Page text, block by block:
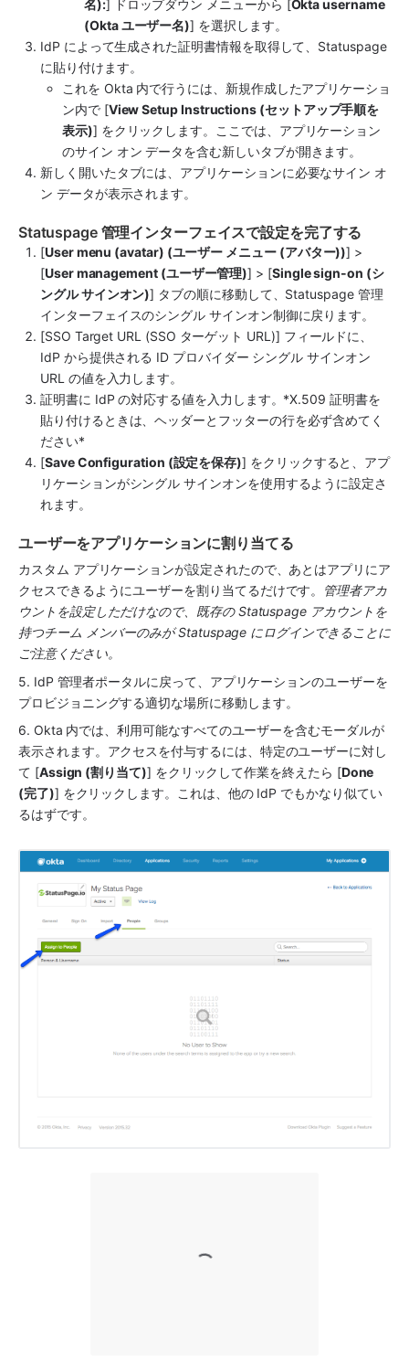
名):] ドロップダウン メニューから [Okta username
(Okta ユーザー名)] を選択します。
IdP によって生成された証明書情報を取得して、Statuspage
に貼り付けます。
これを Okta 内で行うには、新規作成したアプリケーショ
ン内で [View Setup Instructions (セットアップ手順を
表示)] をクリックします。ここでは、アプリケーション
のサイン オン データを含む新しいタブが開きます。
新しく開いたタブには、アプリケーションに必要なサイン オ
ン データが表示されます。
Statuspage 管理インターフェイスで設定を完了する
[User menu (avatar) (ユーザー メニュー (アバター))] >
[User management (ユーザー管理)] > [Single sign-on (シ
ングル サインオン)] タブの順に移動して、Statuspage 管理
インターフェイスのシングル サインオン制御に戻ります。
[SSO Target URL (SSO ターゲット URL)] フィールドに、
IdP から提供される ID プロバイダー シングル サインオン
URL の値を入力します。
証明書に IdP の対応する値を入力します。*X.509 証明書を
貼り付けるときは、ヘッダーとフッターの行を必ず含めてく
ださい*
[Save Configuration (設定を保存)] をクリックすると、アプ
リケーションがシングル サインオンを使用するように設定さ
れます。
ユーザーをアプリケーションに割り当てる
カスタム アプリケーションが設定されたので、あとはアプリにア
クセスできるようにユーザーを割り当てるだけです。 管理者アカ
ウントを設定しただけなので、既存の Statuspage アカウントを
持つチーム メンバーのみが Statuspage にログインできることに
ご注意ください。
5. IdP 管理者ポータルに戻って、アプリケーションのユーザーを
プロビジョニングする適切な場所に移動します。
6. Okta 内では、利用可能なすべてのユーザーを含むモーダルが
表示されます。アクセスを付与するには、特定のユーザーに対し
て [Assign (割り当て)] をクリックして作業を終えたら [Done
(完了)] をクリックします。これは、他の IdP でもかなり似てい
るはずです。